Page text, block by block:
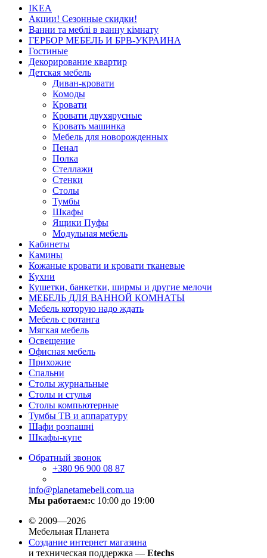
IKEA
Акции! Сезонные скидки!
Ванни та меблі в ванну кімнату
ГЕРБОР МЕБЕЛЬ И БРВ-УКРАИНА
Гостиные
Декорирование квартир
Детская мебель
Диван-кровати
Комоды
Кровати
Кровати двухярусные
Кровать машинка
Мебель для новорожденных
Пенал
Полка
Стеллажи
Стенки
Столы
Тумбы
Шкафы
Ящики Пуфы
Модульная мебель
Кабинеты
Камины
Кожаные кровати и кровати тканевые
Кухни
Кушетки, банкетки, ширмы и другие мелочи
МЕБЕЛЬ ДЛЯ ВАННОЙ КОМНАТЫ
Мебель которую надо ждать
Мебель с ротанга
Мягкая мебель
Освещение
Офисная мебель
Прихожие
Спальни
Столы журнальные
Столы и стулья
Столы компьютерные
Тумбы ТВ и аппаратуру
Шафи розпашні
Шкафы-купе
Обратный звонок
+380 96 900 08 87
info@planetamebeli.com.ua
Мы работаем:с 10:00 до 19:00
© 2009—2026
Мебельная Планета
Создание интернет магазина
и техническая поддержка — Etechs